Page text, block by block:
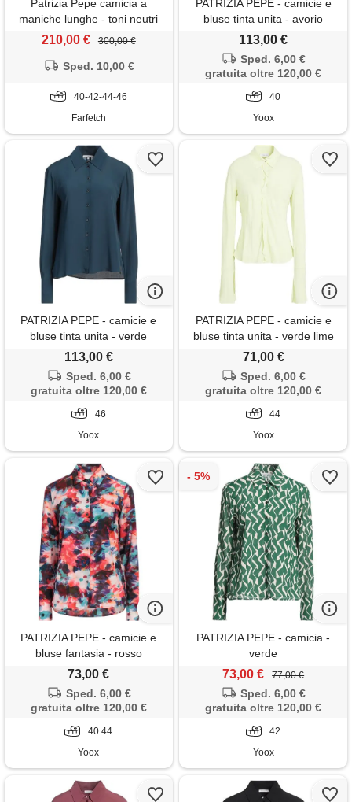
Patrizia Pepe camicia a
maniche lunghe - toni neutri
210,00 € 300,00 €
Sped. 10,00 €
40-42-44-46
Farfetch
PATRIZIA PEPE - camicie e
bluse tinta unita - avorio
113,00 €
Sped. 6,00 €
gratuita oltre 120,00 €
40
Yoox
PATRIZIA PEPE - camicie e
bluse tinta unita - verde
petrolio
113,00 €
Sped. 6,00 €
gratuita oltre 120,00 €
46
Yoox
PATRIZIA PEPE - camicie e
bluse tinta unita - verde lime
71,00 €
Sped. 6,00 €
gratuita oltre 120,00 €
44
Yoox
PATRIZIA PEPE - camicie e
bluse fantasia - rosso
73,00 €
Sped. 6,00 €
gratuita oltre 120,00 €
40 44
Yoox
PATRIZIA PEPE - camicia -
verde
73,00 € 77,00 €
Sped. 6,00 €
gratuita oltre 120,00 €
42
Yoox